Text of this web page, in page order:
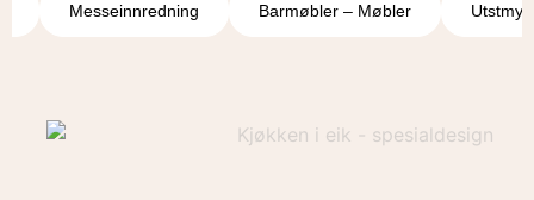
Messeinnredning Barmøbler – Møbler